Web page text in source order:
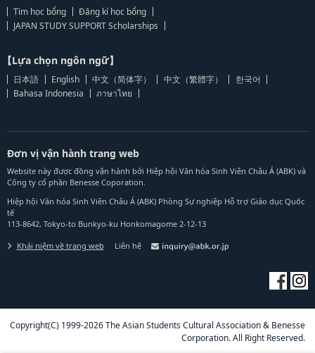
Tìm học bổng
Đăng kí học bổng
JAPAN STUDY SUPPORT Scholarships
【Lựa chọn ngôn ngữ】
日本語 English 中文（简体字） 中文（繁體字）
한국어
Bahasa Indonesia
ภาษาไทย
Đơn vị vận hành trang web
Website này được đồng vận hành bởi Hiệp hội Văn hóa Sinh Viên Châu Á (ABK) và
Công ty cổ phần Benesse Coporation.
Hiệp hội Văn hóa Sinh Viên Châu Á (ABK) Phòng Sự nghiệp Hỗ trợ Giáo dục Quốc
tế
113-8642, Tokyo-to Bunkyo-ku Honkomagome 2-12-13
Khái niệm về trang web Liên hệ
Copyright(C) 1999-2026 The Asian Students Cultural Association & Benesse
Corporation. All Right Reserved.